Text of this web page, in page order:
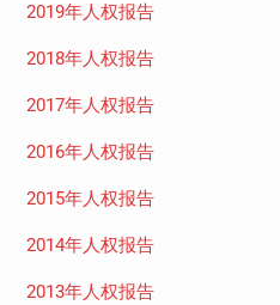
2019年人权报告
2018年人权报告
2017年人权报告
2016年人权报告
2015年人权报告
2014年人权报告
2013年人权报告